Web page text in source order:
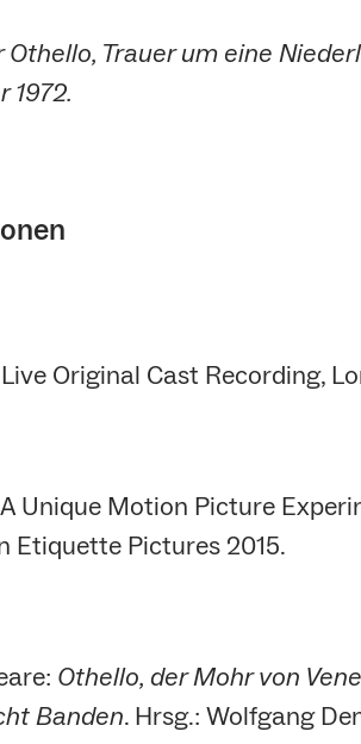
Trauer um eine
1972.
Original Cast Recording,
A Unique Motion Picture
Etiquette Pictures 2015.
Othello, der Mohr von
Banden. Hrsg.: Wolfgang